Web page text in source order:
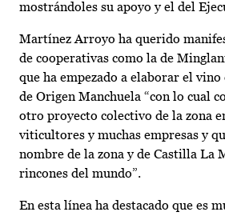
mostrándoles su apoyo y el del
Martínez Arroyo ha querido
de cooperativas como la de
que ha empezado a elaborar el
de Origen Manchuela “con lo cual
otro proyecto colectivo de la zona
viticultores y muchas empresas y
nombre de la zona y de Castilla La
rincones del mundo”.
En esta línea ha destacado que es